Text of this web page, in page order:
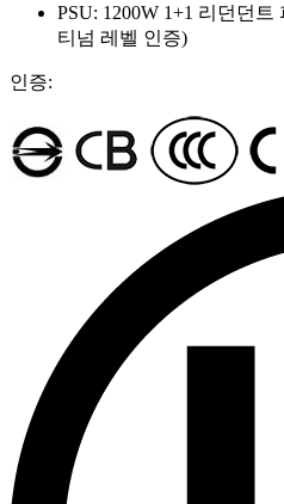
PSU: 1200W 1+1 리던던
티넘 레벨 인증)
인증: